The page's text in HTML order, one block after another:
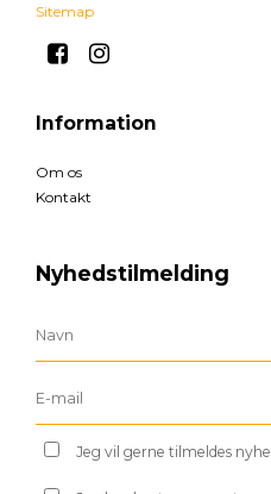
Sitemap
Information
Om os
Kontakt
Nyhedstilmelding
Jeg vil gerne tilmeldes